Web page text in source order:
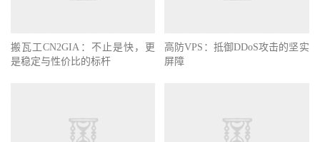
搬瓦工CN2GIA：不止是快，更
是稳定与性价比的标杆
高防VPS：抵御DDoS攻击的坚实
屏障